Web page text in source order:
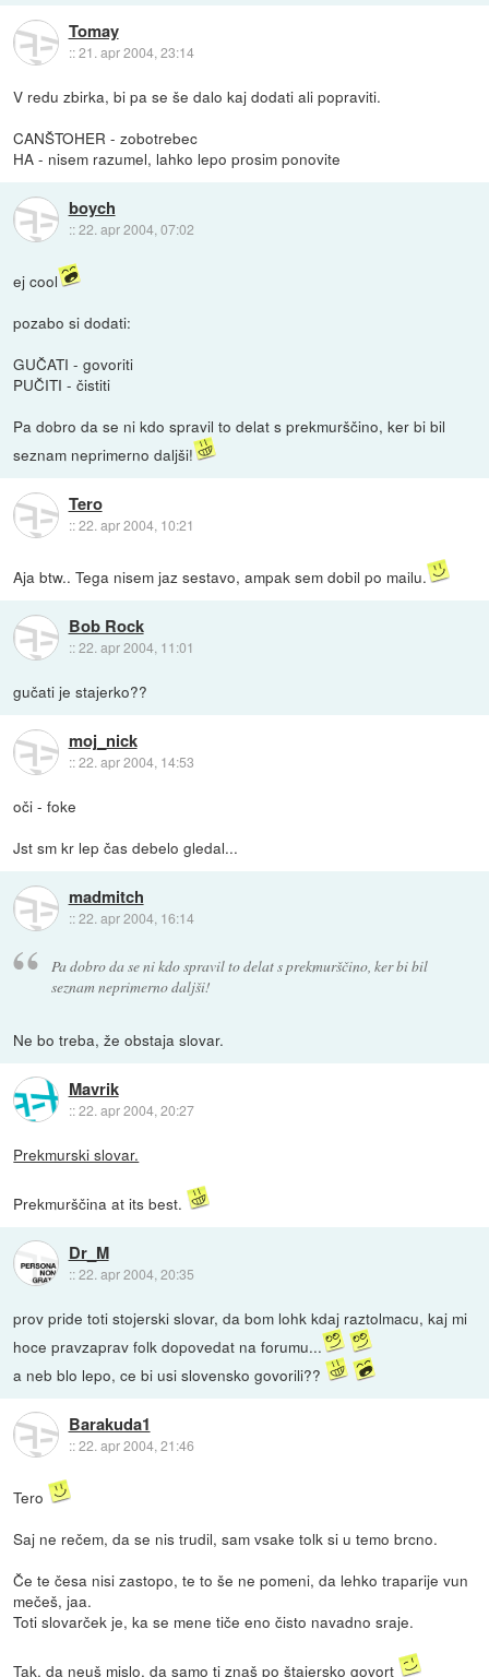
Tomay
::21. apr 2004, 23:14
V redu zbirka, bi pa se še dalo kaj dodati ali popraviti.
CANŠTOHER - zobotrebec
HA - nisem razumel, lahko lepo prosim ponovite
boych
::22. apr 2004, 07:02
ej cool
pozabo si dodati:
GUČATI - govoriti
PUČITI - čistiti
Pa dobro da se ni kdo spravil to delat s prekmurščino, ker bi bil
seznam neprimerno daljši!
Tero
::22. apr 2004, 10:21
Aja btw.. Tega nisem jaz sestavo, ampak sem dobil po mailu.
Bob Rock
::22. apr 2004, 11:01
gučati je stajerko??
moj_nick
::22. apr 2004, 14:53
oči - foke
Jst sm kr lep čas debelo gledal...
madmitch
::22. apr 2004, 16:14
Pa dobro da se ni kdo spravil to delat s prekmurščino, ker bi bil
seznam neprimerno daljši!
Ne bo treba, že obstaja slovar.
Mavrik
::22. apr 2004, 20:27
Prekmurski slovar.
Prekmurščina at its best.
Dr_M
::22. apr 2004, 20:35
prov pride toti stojerski slovar, da bom lohk kdaj raztolmacu, kaj mi
hoce pravzaprav folk dopovedat na forumu...
a neb blo lepo, ce bi usi slovensko govorili??
Barakuda1
::22. apr 2004, 21:46
Tero
Saj ne rečem, da se nis trudil, sam vsake tolk si u temo brcno.
Če te česa nisi zastopo, te to še ne pomeni, da lehko traparije vun
mečeš, jaa.
Toti slovarček je, ka se mene tiče eno čisto navadno sraje.
Tak, da neuš mislo, da samo ti znaš po štajersko govort